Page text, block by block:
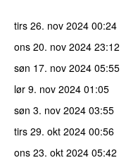
tirs 26. nov 2024 00:24
ons 20. nov 2024 23:12
søn 17. nov 2024 05:55
lør 9. nov 2024 01:05
søn 3. nov 2024 03:55
tirs 29. okt 2024 00:56
ons 23. okt 2024 05:42